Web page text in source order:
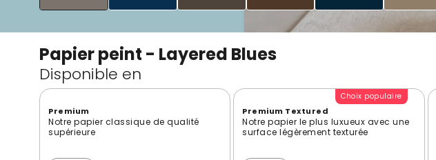
Papier peint - Layered Blues
Disponible en
Premium
Notre papier classique de qualité
supérieure
Choix populaire
Premium Textured
Notre papier le plus luxueux avec une
surface légèrement texturée